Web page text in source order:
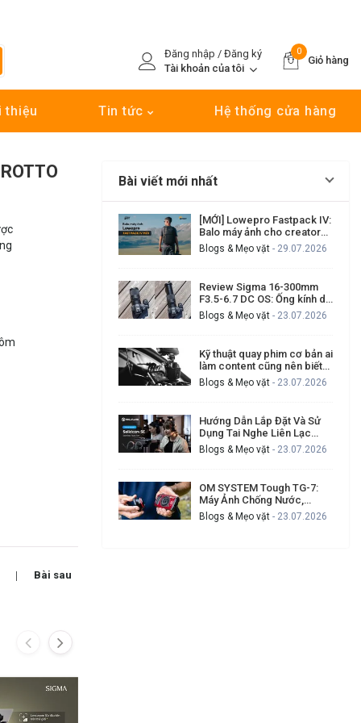
Đăng nhập / Đăng ký
Tài khoản của tôi
0
Giỏ hàng
thiệu Tin tức Hệ thống cửa hàng
Bài sau
Bài viết mới nhất
[MỚI] Lowepro Fastpack IV:
Balo máy ảnh cho creator
cần đi nhanh, lấy máy nhanh
Blogs & Mẹo vặt - 29.07.2026
Review Sigma 16-300mm
F3.5-6.7 DC OS: Ống kính du
lịch đa dụng có đáng mua?
Blogs & Mẹo vặt - 23.07.2026
Kỹ thuật quay phim cơ bản ai
làm content cũng nên biết
để tạo video chuyên nghiệp
hơn
Blogs & Mẹo vặt - 23.07.2026
Hướng Dẫn Lắp Đặt Và Sử
Dụng Tai Nghe Liên Lạc
Hollyland Solidcom SE Cho
Ekip Quay Phim Đông Người
Blogs & Mẹo vặt - 23.07.2026
OM SYSTEM Tough TG-7:
Máy Ảnh Chống Nước,
Chống Va Đập Cho Ai
Thường Xuyên Gặp Sự Cố
Blogs & Mẹo vặt - 23.07.2026